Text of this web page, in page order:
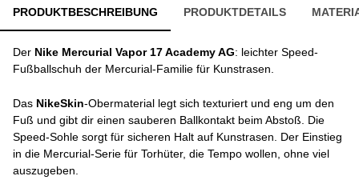
PRODUKTBESCHREIBUNG PRODUKTDETAILS
Der Nike Mercurial Vapor 17 Academy AG: leichter Speed-
Fußballschuh der Mercurial-Familie für Kunstrasen.
Das NikeSkin-Obermaterial legt sich texturiert und eng um den
Fuß und gibt dir einen sauberen Ballkontakt beim Abstoß. Die
Speed-Sohle sorgt für sicheren Halt auf Kunstrasen. Der Einstieg
in die Mercurial-Serie für Torhüter, die Tempo wollen, ohne viel
auszugeben.